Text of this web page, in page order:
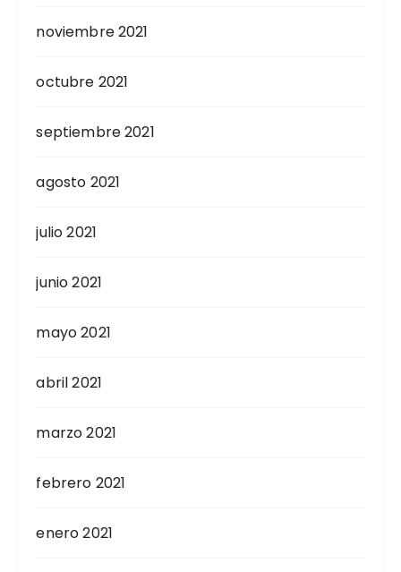
noviembre 2021
octubre 2021
septiembre 2021
agosto 2021
julio 2021
junio 2021
mayo 2021
abril 2021
marzo 2021
febrero 2021
enero 2021